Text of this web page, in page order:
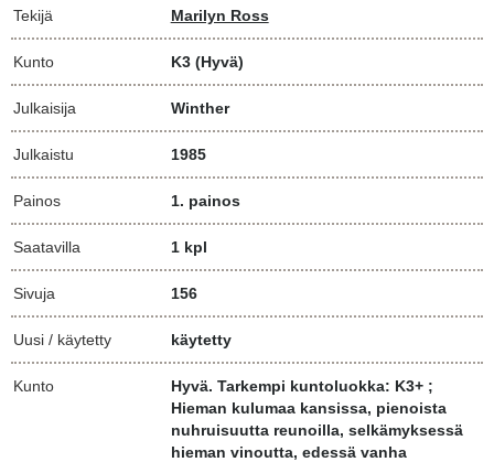
Tekijä Marilyn Ross
Kunto K3 (Hyvä)
Julkaisija Winther
Julkaistu 1985
Painos 1. painos
Saatavilla 1 kpl
Sivuja 156
Uusi / käytetty käytetty
Kunto
Hyvä. Tarkempi kuntoluokka: K3+ ;
Hieman kulumaa kansissa, pienoista
nuhruisuutta reunoilla, selkämyksessä
hieman vinoutta, edessä vanha